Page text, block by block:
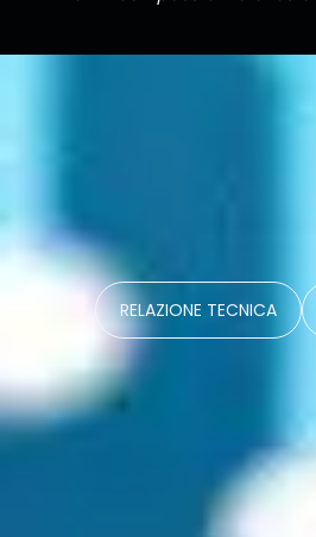
RELAZIONE TECNICA